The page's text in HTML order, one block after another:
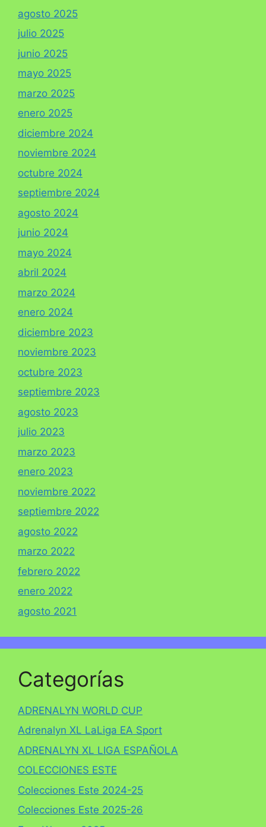
agosto 2025
julio 2025
junio 2025
mayo 2025
marzo 2025
enero 2025
diciembre 2024
noviembre 2024
octubre 2024
septiembre 2024
agosto 2024
junio 2024
mayo 2024
abril 2024
marzo 2024
enero 2024
diciembre 2023
noviembre 2023
octubre 2023
septiembre 2023
agosto 2023
julio 2023
marzo 2023
enero 2023
noviembre 2022
septiembre 2022
agosto 2022
marzo 2022
febrero 2022
enero 2022
agosto 2021
Categorías
ADRENALYN WORLD CUP
Adrenalyn XL LaLiga EA Sport
ADRENALYN XL LIGA ESPAÑOLA
COLECCIONES ESTE
Colecciones Este 2024-25
Colecciones Este 2025-26